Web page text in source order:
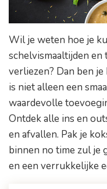
Wil je weten hoe je
schelvismaaltijden
verliezen? Dan ben je
is niet alleen een
waardevolle
Ontdek alle ins en
en afvallen. Pak je
binnen no time zul je
en een verrukkelijke